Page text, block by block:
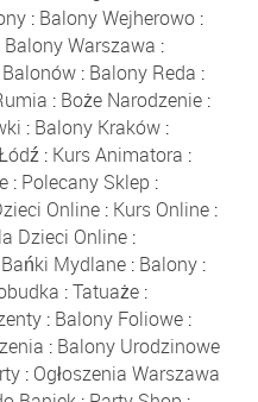
: Balony Wejherowo:
Balony Warszawa :
: Balony Reda :
: Boże Narodzenie:
: Balony Kraków :
: Kurs Animatora :
: Polecany Sklep :
Online: Kurs Online:
Dzieci Online :
Bańki Mydlane : Balony :
:Tatuaże:
: Balony Foliowe :
: Balony Urodzinowe
: Ogłoszenia Warszawa